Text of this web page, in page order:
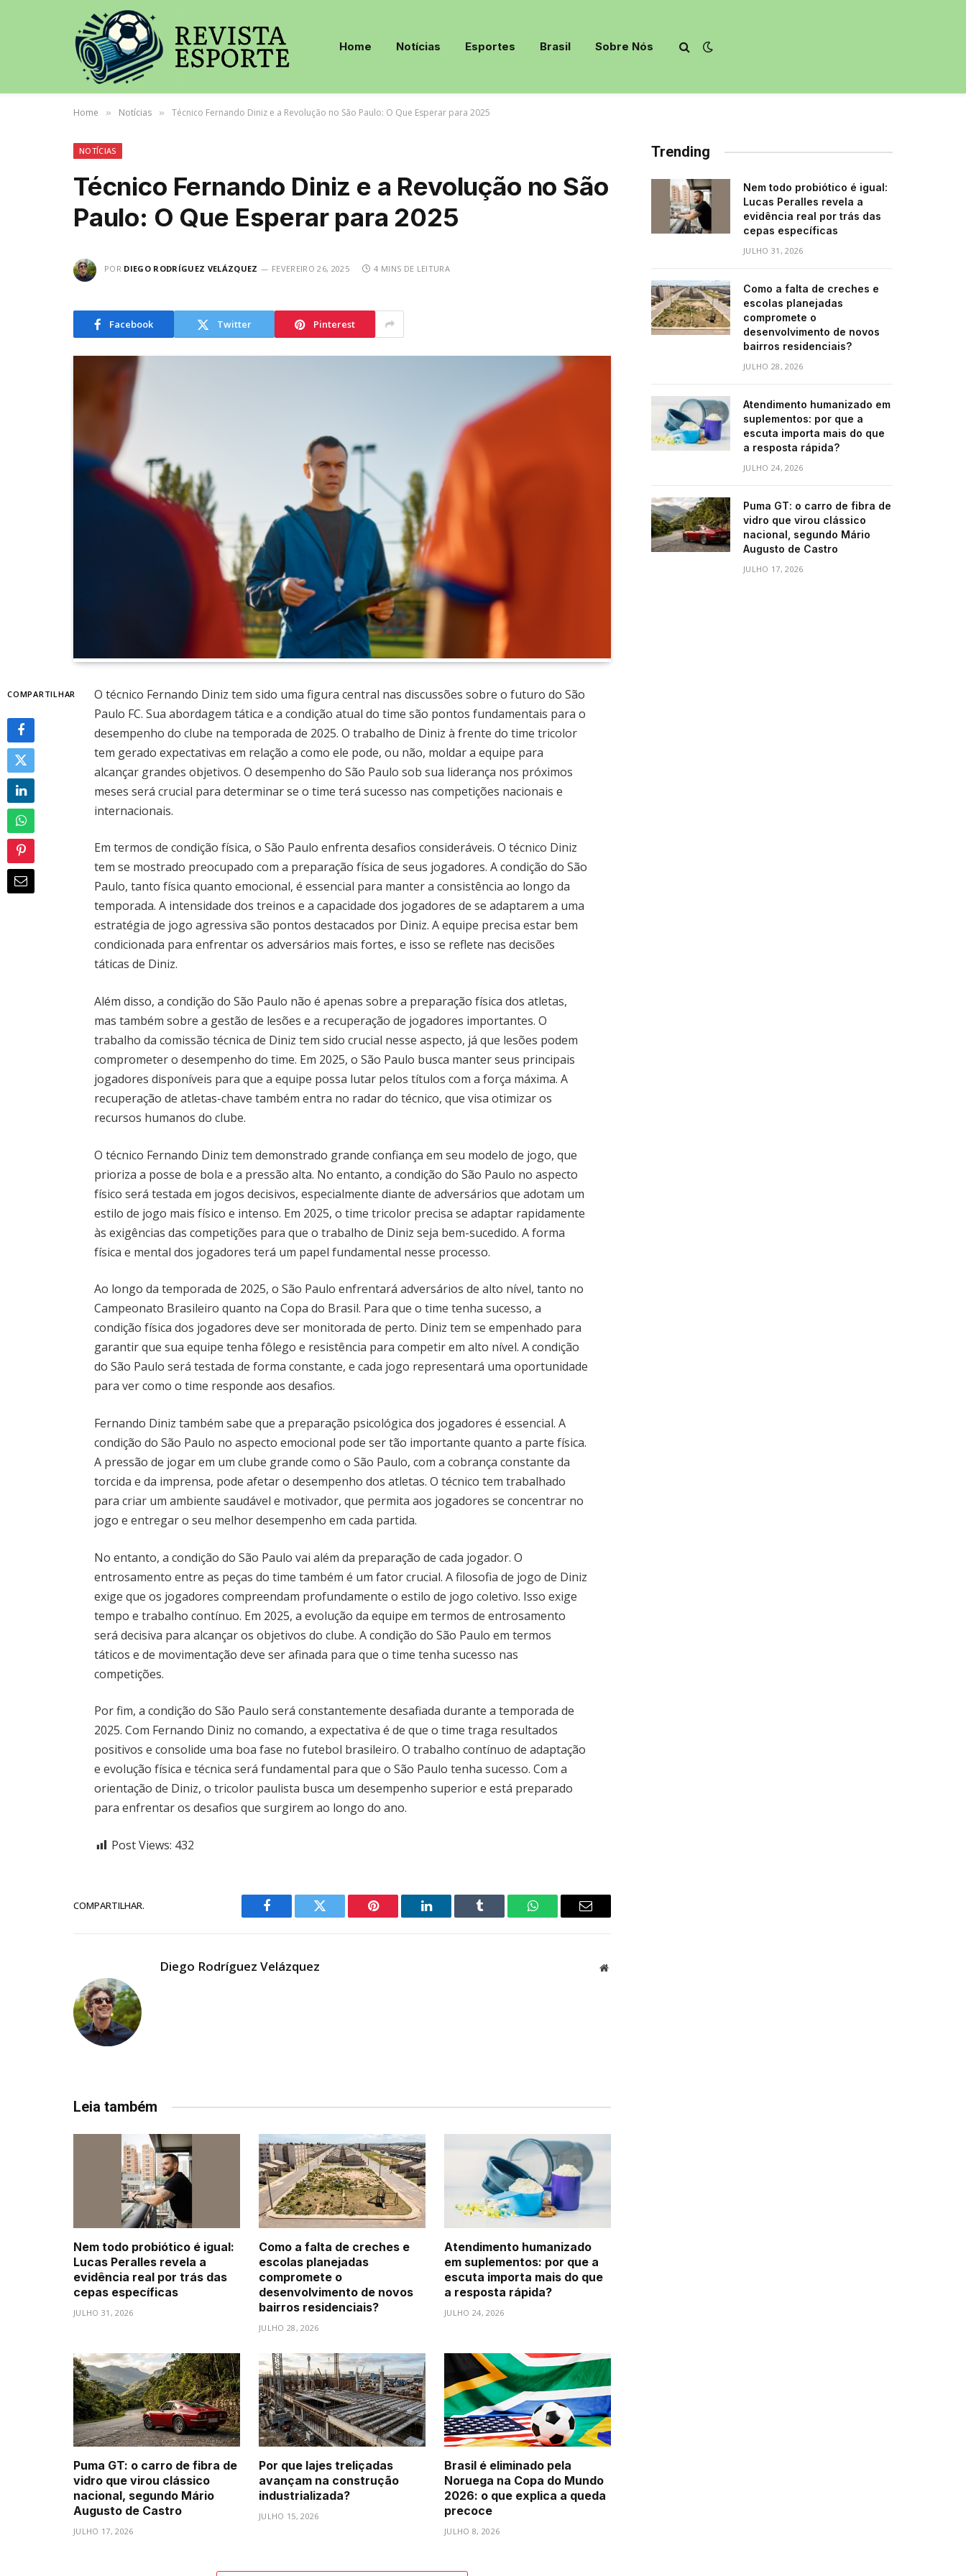
Home Notícias Esportes Brasil Sobre Nós
Home » Notícias » Técnico Fernando Diniz e a Revolução no São Paulo: O Que Esperar para 2025
NOTÍCIAS
Técnico Fernando Diniz e a Revolução no São
Paulo: O Que Esperar para 2025
POR DIEGO RODRÍGUEZ VELÁZQUEZ FEVEREIRO 26, 2025 4 MINS DE LEITURA
Facebook Twitter Pinterest
COMPARTILHAR
O técnico Fernando Diniz tem sido uma figura central nas discussões sobre o futuro do São
Paulo FC. Sua abordagem tática e a condição atual do time são pontos fundamentais para o
desempenho do clube na temporada de 2025. O trabalho de Diniz à frente do time tricolor
tem gerado expectativas em relação a como ele pode, ou não, moldar a equipe para
alcançar grandes objetivos. O desempenho do São Paulo sob sua liderança nos próximos
meses será crucial para determinar se o time terá sucesso nas competições nacionais e
internacionais.
Em termos de condição física, o São Paulo enfrenta desafios consideráveis. O técnico Diniz
tem se mostrado preocupado com a preparação física de seus jogadores. A condição do São
Paulo, tanto física quanto emocional, é essencial para manter a consistência ao longo da
temporada. A intensidade dos treinos e a capacidade dos jogadores de se adaptarem a uma
estratégia de jogo agressiva são pontos destacados por Diniz. A equipe precisa estar bem
condicionada para enfrentar os adversários mais fortes, e isso se reflete nas decisões
táticas de Diniz.
Além disso, a condição do São Paulo não é apenas sobre a preparação física dos atletas,
mas também sobre a gestão de lesões e a recuperação de jogadores importantes. O
trabalho da comissão técnica de Diniz tem sido crucial nesse aspecto, já que lesões podem
comprometer o desempenho do time. Em 2025, o São Paulo busca manter seus principais
jogadores disponíveis para que a equipe possa lutar pelos títulos com a força máxima. A
recuperação de atletas-chave também entra no radar do técnico, que visa otimizar os
recursos humanos do clube.
O técnico Fernando Diniz tem demonstrado grande confiança em seu modelo de jogo, que
prioriza a posse de bola e a pressão alta. No entanto, a condição do São Paulo no aspecto
físico será testada em jogos decisivos, especialmente diante de adversários que adotam um
estilo de jogo mais físico e intenso. Em 2025, o time tricolor precisa se adaptar rapidamente
às exigências das competições para que o trabalho de Diniz seja bem-sucedido. A forma
física e mental dos jogadores terá um papel fundamental nesse processo.
Ao longo da temporada de 2025, o São Paulo enfrentará adversários de alto nível, tanto no
Campeonato Brasileiro quanto na Copa do Brasil. Para que o time tenha sucesso, a
condição física dos jogadores deve ser monitorada de perto. Diniz tem se empenhado para
garantir que sua equipe tenha fôlego e resistência para competir em alto nível. A condição
do São Paulo será testada de forma constante, e cada jogo representará uma oportunidade
para ver como o time responde aos desafios.
Fernando Diniz também sabe que a preparação psicológica dos jogadores é essencial. A
condição do São Paulo no aspecto emocional pode ser tão importante quanto a parte física.
A pressão de jogar em um clube grande como o São Paulo, com a cobrança constante da
torcida e da imprensa, pode afetar o desempenho dos atletas. O técnico tem trabalhado
para criar um ambiente saudável e motivador, que permita aos jogadores se concentrar no
jogo e entregar o seu melhor desempenho em cada partida.
No entanto, a condição do São Paulo vai além da preparação de cada jogador. O
entrosamento entre as peças do time também é um fator crucial. A filosofia de jogo de Diniz
exige que os jogadores compreendam profundamente o estilo de jogo coletivo. Isso exige
tempo e trabalho contínuo. Em 2025, a evolução da equipe em termos de entrosamento
será decisiva para alcançar os objetivos do clube. A condição do São Paulo em termos
táticos e de movimentação deve ser afinada para que o time tenha sucesso nas
competições.
Por fim, a condição do São Paulo será constantemente desafiada durante a temporada de
2025. Com Fernando Diniz no comando, a expectativa é de que o time traga resultados
positivos e consolide uma boa fase no futebol brasileiro. O trabalho contínuo de adaptação
e evolução física e técnica será fundamental para que o São Paulo tenha sucesso. Com a
orientação de Diniz, o tricolor paulista busca um desempenho superior e está preparado
para enfrentar os desafios que surgirem ao longo do ano.
Post Views: 432
COMPARTILHAR.
Facebook Twitter Pinterest LinkedIn Tumblr WhatsAppEmail
Diego Rodríguez Velázquez Website
Leia também
Nem todo probiótico é igual:
Lucas Peralles revela a
evidência real por trás das
cepas específicas
JULHO 31, 2026
Como a falta de creches e
escolas planejadas
compromete o
desenvolvimento de novos
bairros residenciais?
JULHO 28, 2026
Atendimento humanizado
em suplementos: por que a
escuta importa mais do que
a resposta rápida?
JULHO 24, 2026
Puma GT: o carro de fibra de
vidro que virou clássico
nacional, segundo Mário
Augusto de Castro
JULHO 17, 2026
Por que lajes treliçadas
avançam na construção
industrializada?
JULHO 15, 2026
Brasil é eliminado pela
Noruega na Copa do Mundo
2026: o que explica a queda
precoce
JULHO 8, 2026
Trending
Nem todo probiótico é igual:
Lucas Peralles revela a
evidência real por trás das
cepas específicas
JULHO 31, 2026
Como a falta de creches e
escolas planejadas
compromete o
desenvolvimento de novos
bairros residenciais?
JULHO 28, 2026
Atendimento humanizado em
suplementos: por que a
escuta importa mais do que
a resposta rápida?
JULHO 24, 2026
Puma GT: o carro de fibra de
vidro que virou clássico
nacional, segundo Mário
Augusto de Castro
JULHO 17, 2026